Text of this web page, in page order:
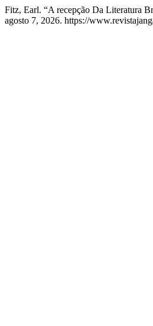
Fitz, Earl. “A recepção Da Literatura
agosto 7, 2026. https://